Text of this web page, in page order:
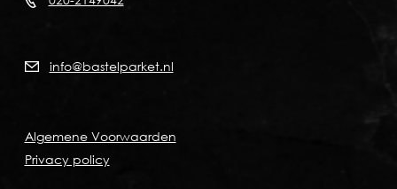
info@bastelparket.nl
Algemene Voorwaarden
Privacy policy